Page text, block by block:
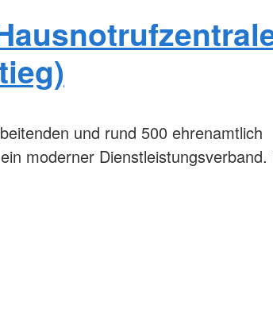
und rund 500 ehrenamtlich
moderner Dienstleistungsverband.